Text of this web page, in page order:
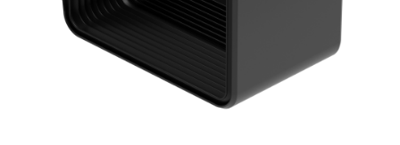
GALECO LEMEZTERMÉKEK ÉS TETŐKIEGÉSZÍTŐK
CLAMPINE SZERELŐ PLATFORMOK